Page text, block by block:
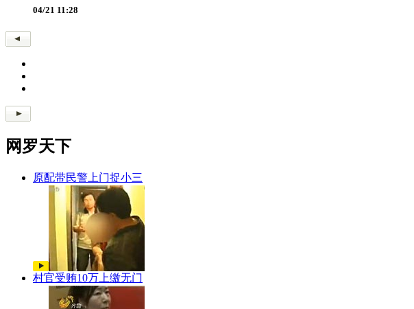
04/21 11:28
网罗天下
原配带民警上门捉小三
村官受贿10万上缴无门